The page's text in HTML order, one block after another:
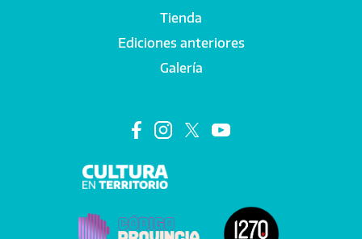
Tienda
Ediciones anteriores
Galería